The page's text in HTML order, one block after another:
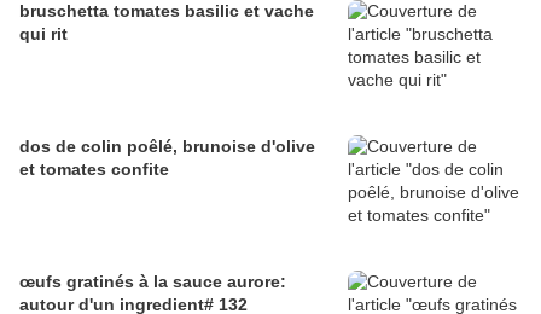
bruschetta tomates basilic et vache
qui rit
dos de colin poêlé, brunoise d'olive
et tomates confite
œufs gratinés à la sauce aurore:
autour d'un ingredient# 132